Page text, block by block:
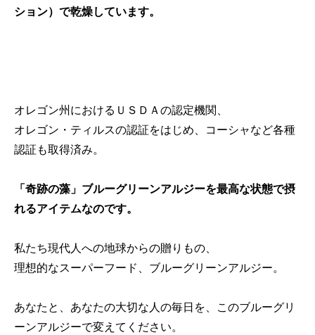
ション）で乾燥しています。
オレゴン州におけるＵＳＤＡの認定機関、
オレゴン・ティルスの認証をはじめ、コーシャなど各種
認証も取得済み。
「奇跡の藻」ブルーグリーンアルジーを最高な状態で摂
れるアイテムなのです。
私たち現代人への地球からの贈りもの、
理想的なスーパーフード、ブルーグリーンアルジー。
あなたと、あなたの大切な人の毎日を、このブルーグリ
ーンアルジーで変えてください。